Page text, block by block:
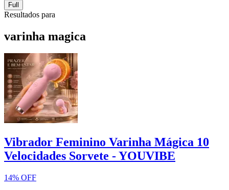
Full
Resultados para
varinha magica
Vibrador Feminino Varinha Mágica 10
Velocidades Sorvete - YOUVIBE
14% OFF